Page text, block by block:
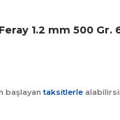
1.2 mm 500 Gr.
başlayantaksitlerle